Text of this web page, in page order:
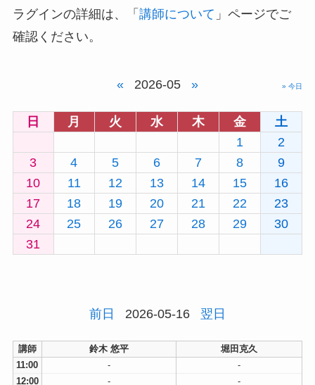
ラグインの詳細は、「 講師について 」ページでご
確認ください。
« 2026-05 » » 今日
日 月 火 水 木 金
土
1
2
3
4 5 6 7 8
9
10
11 12 13 14 15
16
17
18 19 20 21 22
23
24
25 26 27 28 29
30
31
前日 2026-05-16 翌日
講師 鈴木 悠平
堀田克久
11:00
-
-
12:00
-
-